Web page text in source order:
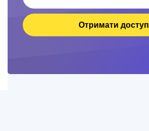
Отримати доступ